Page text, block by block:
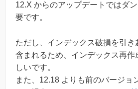
12.X からのアップデートではダ
要です。
ただし、インデックス破損を引
含まれるため、インデックス再作
しいです。
また、12.18 よりも前のバージョ